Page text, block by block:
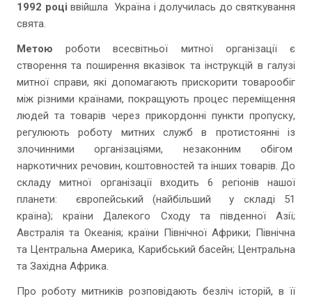
1992 році ввійшла Україна і долучилась до святкування
свята.
Метою роботи всесвітньої митної організації є
створення та поширення вказівок та інструкцій в галузі
митної справи, які допомагають прискорити товарообіг
між різними країнами, покращують процес переміщення
людей та товарів через прикордонні пункти пропуску,
регулюють роботу митних служб в протистоянні із
злочинними організаціями, незаконним обігом
наркотичних речовин, коштовностей та інших товарів. До
складу митної організації входить 6 регіонів нашої
планети: європейський (найбільший у складі 51
країна); країни Далекого Сходу та південної Азії;
Австралія та Океанія; країни Північної Африки; Північна
та Центральна Америка, Карибський басейн; Центральна
та Західна Африка.
Про роботу митників розповідають безліч історій, в її